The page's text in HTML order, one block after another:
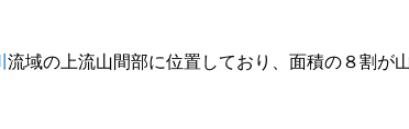
流域の上流山間部に位置しており、面積の８割が